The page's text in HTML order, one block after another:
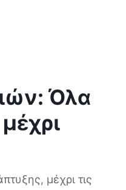
Όλα
μέχρι τις